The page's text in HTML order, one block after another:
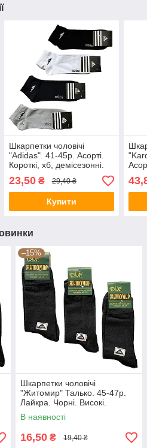
Шкарпетки чоловічі
"Adidas". 41-45р. Асорті.
Короткі, хб, демісезонні.
23,50₴ 29,40 ₴
Купити
–15%
Шкарпетки чоловічі
"Житомир" Талько. 45-47р.
Лайкра. Чорні. Високі.
Демісезонні.
В наявності
16,50 ₴ 19,40 ₴